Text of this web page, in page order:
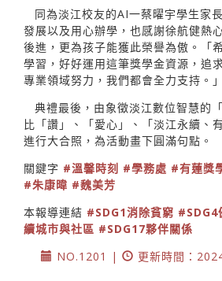
同為淡江校友的AI一蔡曜宇學生家
發展以及用心辦學，也感謝徐航健熱
後進，更為孩子能獲此榮譽為傲。「
學習，好好運用這筆獎學金資源，追
專業領域努力，我們都會全力支持。」
典禮最後，由象徵淡江數位智慧的
比「讚」、「愛心」、「淡江永續、
進行大合照，為活動畫下圓滿句點。
關鍵字 #溫馨時刻 #學務處 #有蓮獎
#朱康暐 #魏美芳
本報導連結 #SDG1消除貧窮 #SDG4
續城市與社區 #SDG17夥伴關係
NO.1201 |
更新時間：